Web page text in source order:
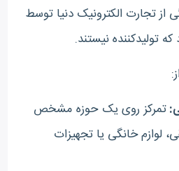
تجارت الکترونیک دنیا توسط
تولیدکننده نیستند.
تمرکز روی یک حوزه مشخص
لوازم خانگی یا تجهیزات